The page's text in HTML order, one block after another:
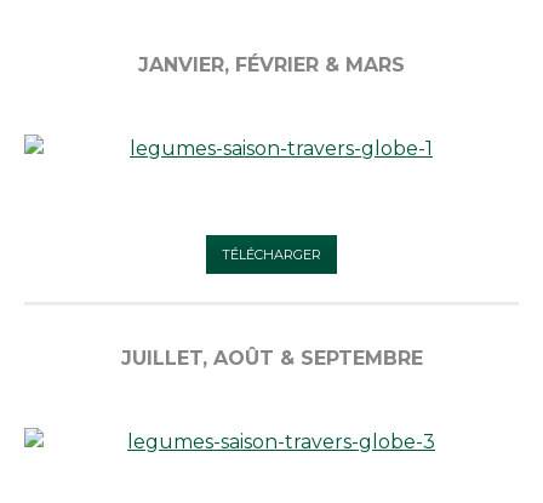
JANVIER, FÉVRIER & MARS
TÉLÉCHARGER
JUILLET, AOÛT & SEPTEMBRE